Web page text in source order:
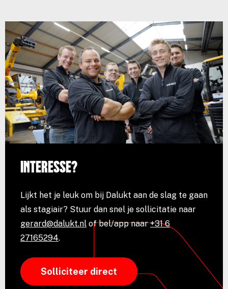
Interesse?
Lijkt het je leuk om bij Dalukt aan de slag te gaan
als stagiair? Stuur dan snel je sollicitatie naar
gerard@dalukt.nl of bel/app naar+31 6
27165294.
Solliciteer direct